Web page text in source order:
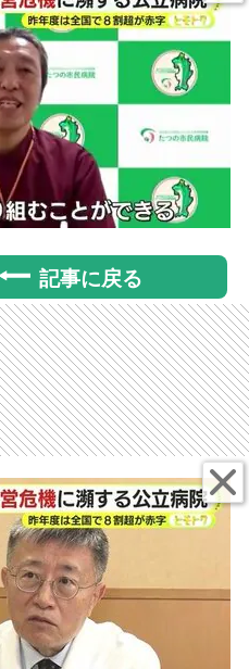
記事に戻る